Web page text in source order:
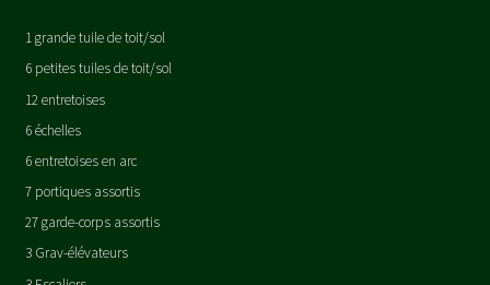
1 grande tuile de toit/sol
6 petites tuiles de toit/sol
12 entretoises
6 échelles
6 entretoises en arc
7 portiques assortis
27 garde-corps assortis
3 Grav-élévateurs